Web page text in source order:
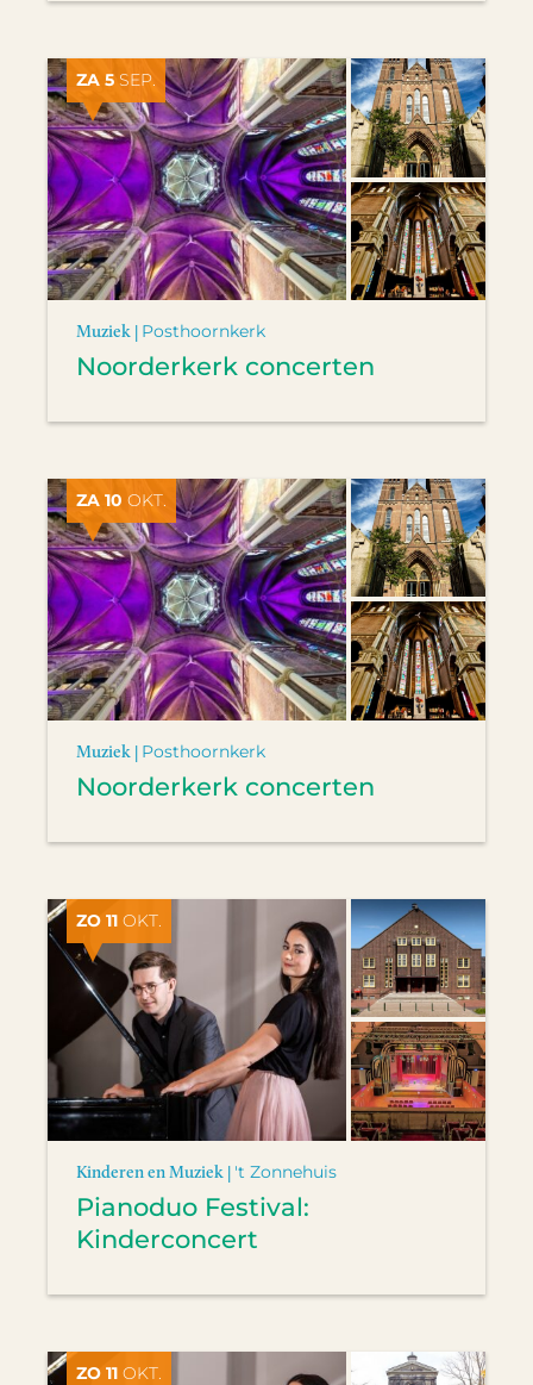
ZA 5 SEP.
Muziek | Posthoornkerk
Noorderkerk concerten
ZA 10 OKT.
Muziek | Posthoornkerk
Noorderkerk concerten
ZO 11 OKT.
Kinderen en Muziek | 't Zonnehuis
Pianoduo Festival:
Kinderconcert
ZO 11 OKT.